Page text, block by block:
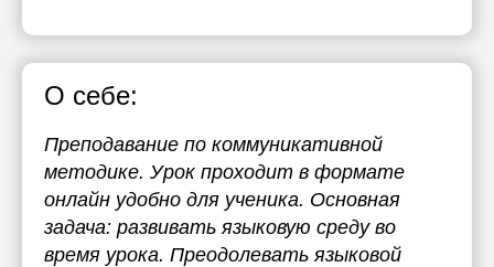
О себе:
Преподавание по коммуникативной
методике. Урок проходит в формате
онлайн удобно для ученика. Основная
задача: развивать языковую среду во
время урока. Преодолевать языковой